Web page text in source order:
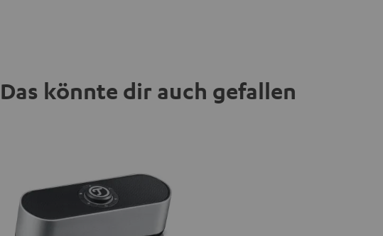
Das könnte dir auch gefallen